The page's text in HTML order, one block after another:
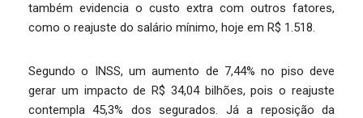
também evidencia o custo extra com outros fatores,
como o reajuste do salário mínimo, hoje em R$ 1.518.
Segundo o INSS, um aumento de 7,44% no piso deve
gerar um impacto de R$ 34,04 bilhões, pois o reajuste
contempla 45,3% dos segurados. Já a reposição da